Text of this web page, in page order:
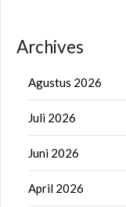
Archives
Agustus 2026
Juli 2026
Juni 2026
April 2026